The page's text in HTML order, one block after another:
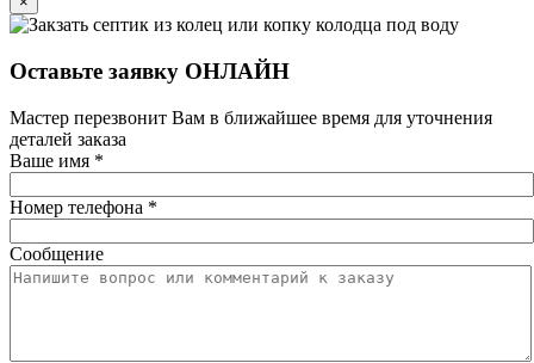
Оставьте заявку ОНЛАЙН
Мастер перезвонит Вам в ближайшее время для уточнения
деталей заказа
Ваше имя *
Номер телефона *
Сообщение